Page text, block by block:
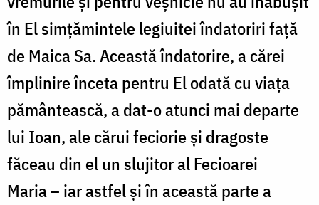
în El simţămintele legiuitei îndatoriri faţă
de Maica Sa. Această îndatorire, a cărei
împlinire înceta pentru El odată cu viaţa
pământească, a dat-o atunci mai departe
lui Ioan, ale cărui feciorie şi dragoste
făceau din el un slujitor al Fecioarei
Maria – iar astfel şi în această parte a